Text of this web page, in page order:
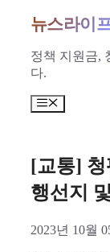
content
뉴스라이
정책 지원금,
다.
Menu
[교통]
행선지
2023년 10월